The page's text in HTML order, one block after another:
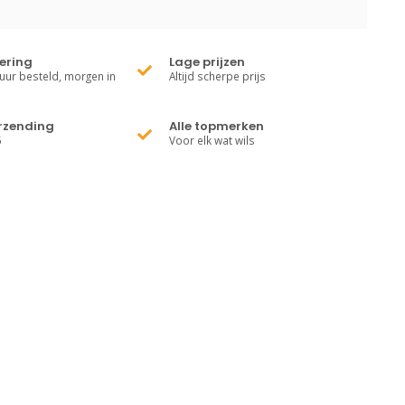
besteld, morgen in
Lage prijzen
Altijd scherpe prijs
Alle topmerken
Voor elk wat wils